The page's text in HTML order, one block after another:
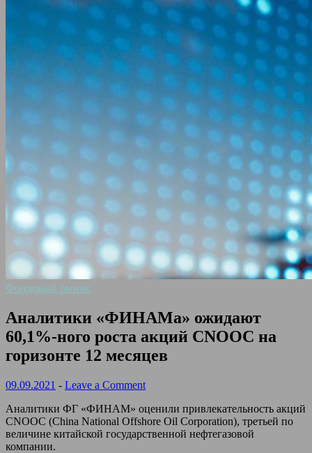
Фондовый рынок
Аналитики «ФИНАМа» ожидают
60,1%-ного роста акций CNOOC на
горизонте 12 месяцев
09.09.2021 - Leave a Comment
Аналитики ФГ «ФИНАМ» оценили привлекательность акций
CNOOC (China National Offshore Oil Corporation), третьей по
величине китайской государственной нефтегазовой
компании.